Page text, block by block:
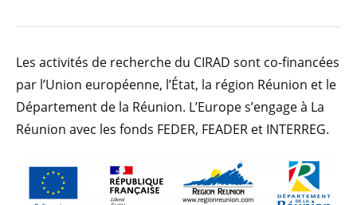
Les activités de recherche du CIRAD sont co-financées
par l’Union européenne, l’État, la région Réunion et le
Département de la Réunion. L’Europe s’engage à La
Réunion avec les fonds FEDER, FEADER et INTERREG.